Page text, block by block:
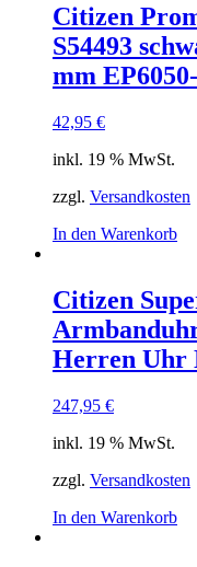
Citizen
S54493
mm
42,95 €
inkl. 19 % MwSt.
zzgl. Versandkosten
In den Warenkorb
Citizen
Herren Uhr
247,95 €
inkl. 19 % MwSt.
zzgl. Versandkosten
In den Warenkorb